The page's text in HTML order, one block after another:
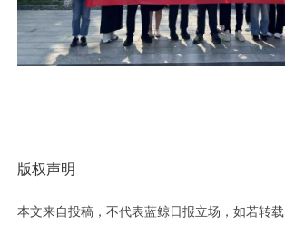
版权声明
本文来自投稿，不代表蓝鲸日报立场，如若转载